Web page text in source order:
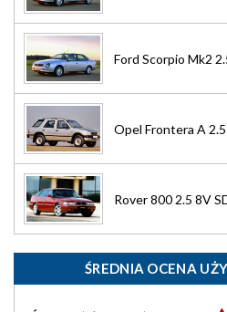
Ford Scorpio Mk2
Opel Frontera A
Rover 800 2.5 8V
ŚREDNIA OCENA